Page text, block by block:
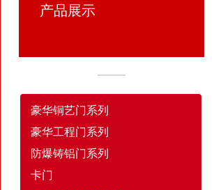
产品展示
豪华铜艺门系列
豪华工程门系列
防爆铸铝门系列
卡门